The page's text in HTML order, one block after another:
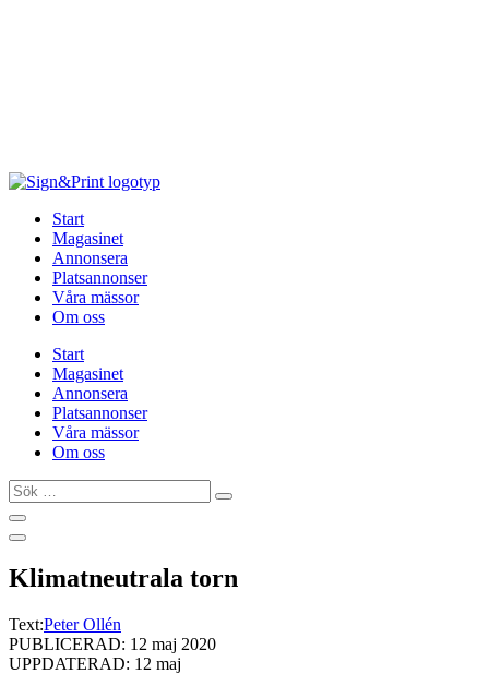
Start
Magasinet
Annonsera
Platsannonser
Våra mässor
Om oss
Start
Magasinet
Annonsera
Platsannonser
Våra mässor
Om oss
Sök
…
Klimatneutrala torn
Text:Peter Ollén
PUBLICERAD: 12 maj 2020
UPPDATERAD: 12 maj